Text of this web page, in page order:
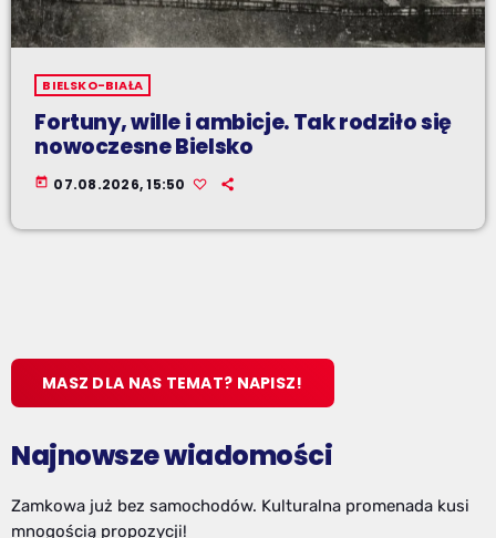
BIELSKO-BIAŁA
Fortuny, wille i ambicje. Tak rodziło się
nowoczesne Bielsko
today 07.08.2026, 15:50
MASZ DLA NAS TEMAT? NAPISZ!
Najnowsze wiadomości
Zamkowa już bez samochodów. Kulturalna promenada kusi
mnogością propozycji!